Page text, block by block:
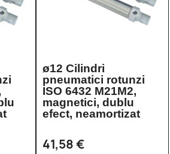
ø12 Cilindri
pneumatici rotunzi
ISO 6432 M21M2,
magnetici, dublu
efect, neamortizat
41,58 €